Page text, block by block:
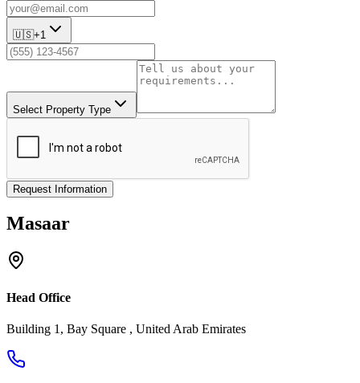
🇺🇸+1
Select Property Type
Request Information
Masaar
Head Office
Building 1, Bay Square , United Arab Emirates